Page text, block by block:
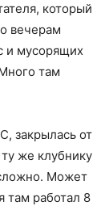
который
вечерам
и мусорящих
там
закрылась от
же клубнику
Может
там работал 8